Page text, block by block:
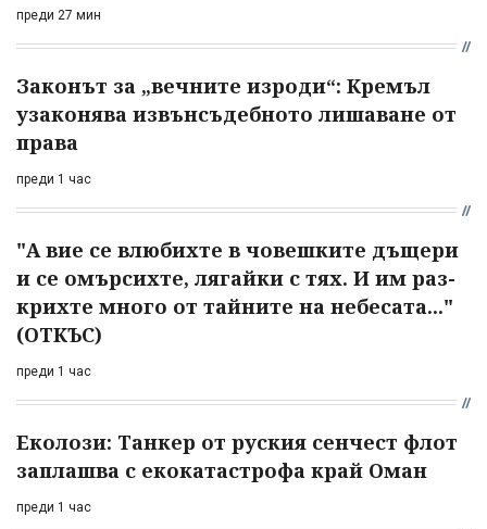
преди 27 мин
Законът за „вечните изроди“: Кремъл
узаконява извънсъдебното лишаване от
права
преди 1 час
"А вие се влюбихте в чо­вешките дъщери
и се омърсихте, лягайки с тях. И им раз­
крихте много от тайните на небесата..."
(ОТКЪС)
преди 1 час
Еколози: Танкер от руския сенчест флот
заплашва с екокатастрофа край Оман
преди 1 час